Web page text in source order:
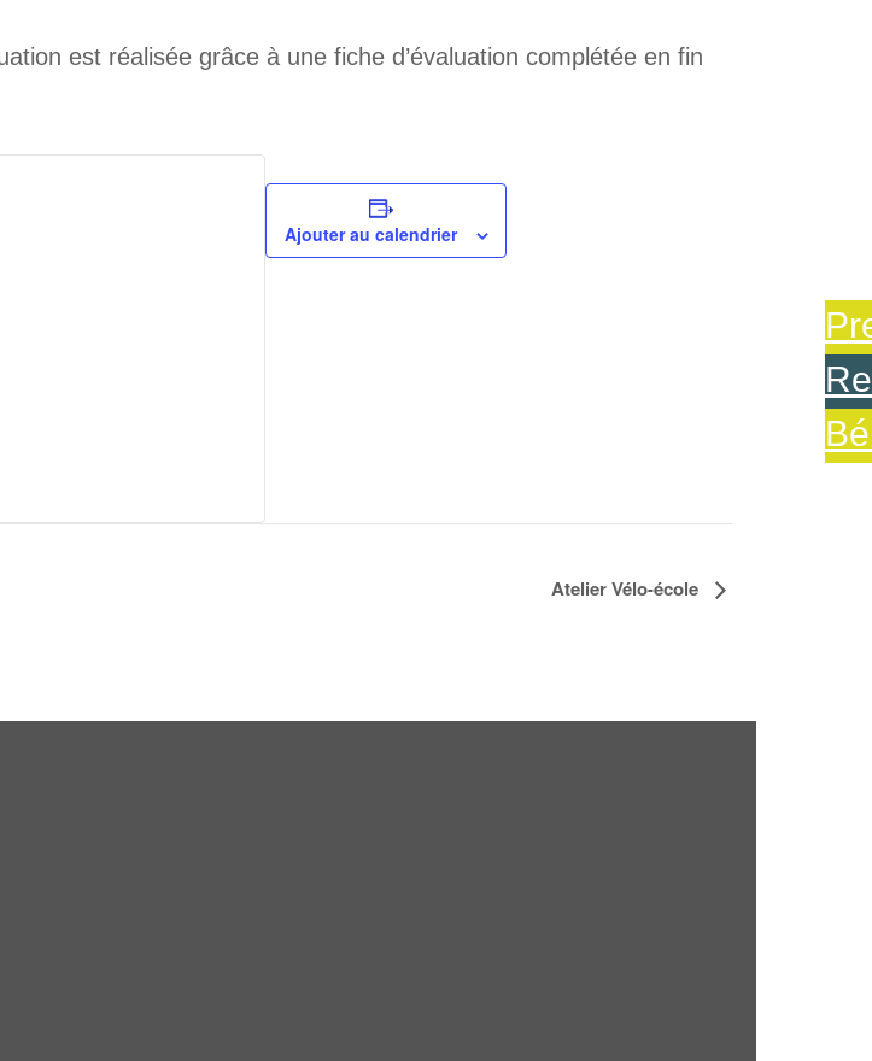
est réalisée grâce à une fiche d’évaluation complétée en fin
Ajouter au calendrier
Atelier Vélo-école